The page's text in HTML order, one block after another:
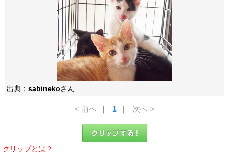
出典： sabinekoさん
< 前へ ｜ 1 ｜ 次へ >
クリップとは？